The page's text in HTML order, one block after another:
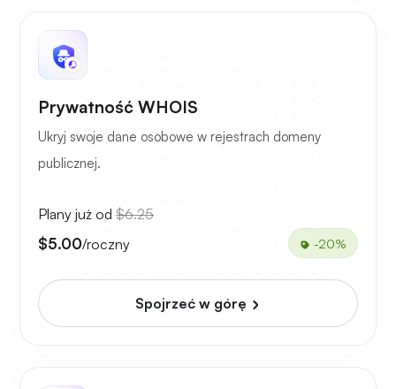
Prywatność WHOIS
Ukryj swoje dane osobowe w rejestrach domeny
publicznej.
Plany już od $6.25
$5.00/roczny -20%
Spojrzeć w górę